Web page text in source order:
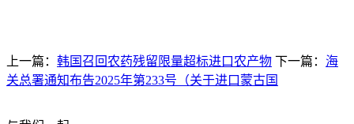
上一篇： 韩国召回农药残留限量超标进口农产物 下一篇： 海
关总署通知布告2025年第233号（关于进口蒙古国